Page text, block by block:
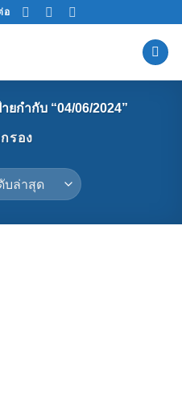
อ
ยกำกับ “04/06/2024”
รอง